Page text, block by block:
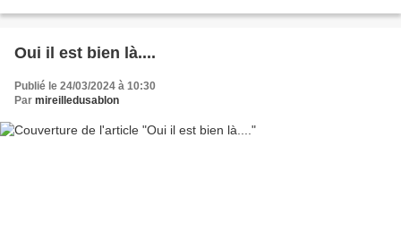
Oui il est bien là....
Publié le 24/03/2024 à 10:30
Par mireilledusablon